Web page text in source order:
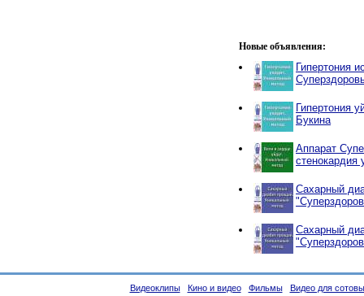
Новые объявления:
Гипертония
Гипертония
Букина
Аппарат
стенокардия
Сахарный
Сахарный
Видеоклипы Кино и видео Фильмы
Видео для